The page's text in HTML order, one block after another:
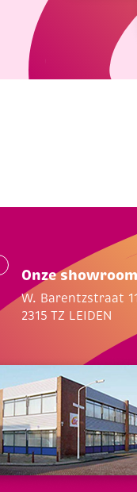
Onze showroom
W. Barentzstraat
2315 TZ LEIDEN